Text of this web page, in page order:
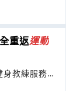
重返運動
教練服務，